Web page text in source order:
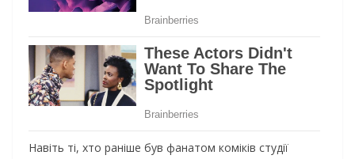
Навіть ті, хто раніше був фанатом коміків студії